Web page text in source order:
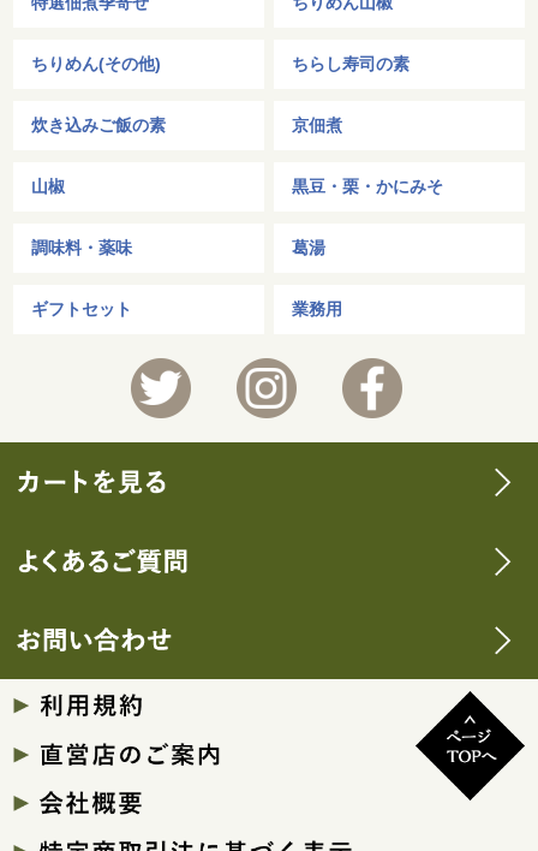
ちりめん(その他) ちらし寿司の素
炊き込みご飯の素 京佃煮
山椒 黒豆・栗・かにみそ
調味料・薬味 葛湯
ギフトセット 業務用